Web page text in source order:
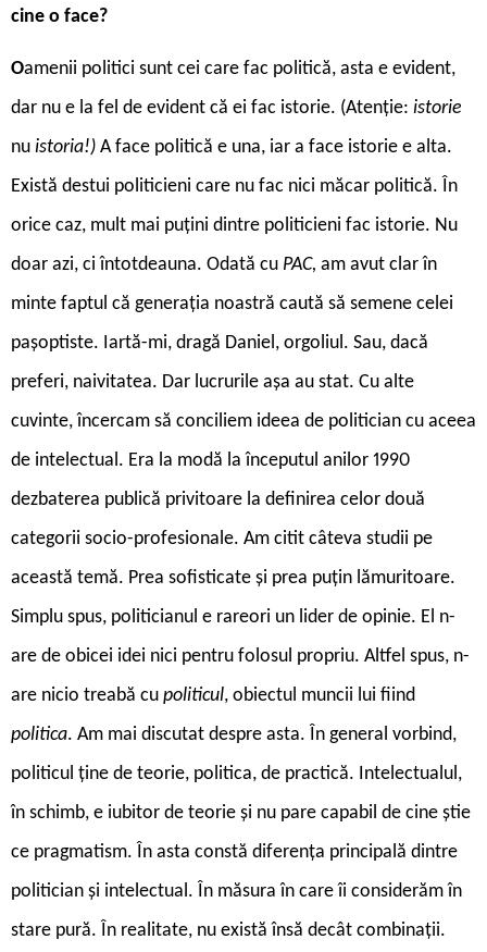
cine o face?
Oamenii politici sunt cei care fac politică, asta e evident,
dar nu e la fel de evident că ei fac istorie. (Atenție: istorie
nu istoria!) A face politică e una, iar a face istorie e alta.
Există destui politicieni care nu fac nici măcar politică. În
orice caz, mult mai puțini dintre politicieni fac istorie. Nu
doar azi, ci întotdeauna. Odată cu PAC, am avut clar în
minte faptul că generația noastră caută să semene celei
pașoptiste. Iartă-mi, dragă Daniel, orgoliul. Sau, dacă
preferi, naivitatea. Dar lucrurile așa au stat. Cu alte
cuvinte, încercam să conciliem ideea de politician cu aceea
de intelectual. Era la modă la începutul anilor 1990
dezbaterea publică privitoare la definirea celor două
categorii socio-profesionale. Am citit câteva studii pe
această temă. Prea sofisticate și prea puțin lămuritoare.
Simplu spus, politicianul e rareori un lider de opinie. El n-
are de obicei idei nici pentru folosul propriu. Altfel spus, n-
are nicio treabă cu politicul, obiectul muncii lui fiind
politica. Am mai discutat despre asta. În general vorbind,
politicul ține de teorie, politica, de practică. Intelectualul,
în schimb, e iubitor de teorie și nu pare capabil de cine știe
ce pragmatism. În asta constă diferența principală dintre
politician și intelectual. În măsura în care îi considerăm în
stare pură. În realitate, nu există însă decât combinații.